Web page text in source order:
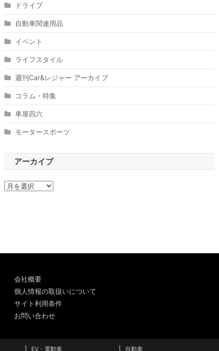
ドライブ
自動車関連用品
イベント
ライフスタイル
週刊Car&レジャー アーカイブ
コラム・特集
車屋四六
モータースポーツ
アーカイブ
ア
会社概要
個人情報の取扱いについて
サイト利用条件
お問い合わせ
EV・電動車 自動車